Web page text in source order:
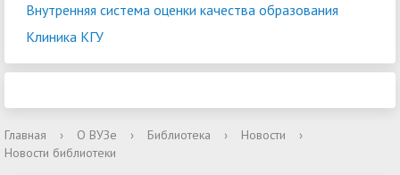
Внутренняя система оценки качества образования
Клиника КГУ
Главная › О ВУЗе › Библиотека › Новости
›
Новости библиотеки